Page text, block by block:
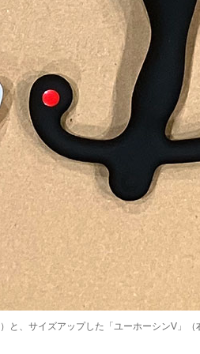
と、サイズアップした「ユーホーシンV」（